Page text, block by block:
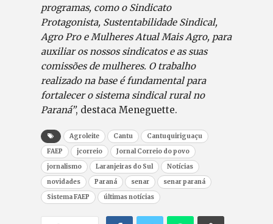
programas, como o Sindicato
Protagonista, Sustentabilidade Sindical,
Agro Pro e Mulheres Atual Mais Agro, para
auxiliar os nossos sindicatos e as suas
comissões de mulheres. O trabalho
realizado na base é fundamental para
fortalecer o sistema sindical rural no
Paraná”, destaca Meneguette.
Agroleite Cantu
Cantuquiriguaçu
FAEP
jcorreio
Jornal Correio do povo
jornalismo
Laranjeiras do Sul
Notícias
novidades
Paraná senar
senar paraná
Sistema FAEP
últimas notícias